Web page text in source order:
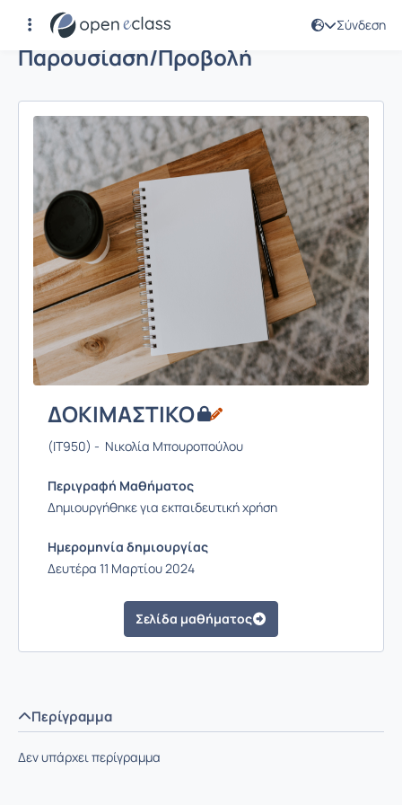
Σύνδεση
Παρουσίαση/Προβολή
ΔΟΚΙΜΑΣΤΙΚΟ
(IT950) - Νικολία Μπουροπούλου
Περιγραφή Μαθήματος
Δημιουργήθηκε για εκπαιδευτική χρήση
Ημερομηνία δημιουργίας
Δευτέρα 11 Μαρτίου 2024
Σελίδα μαθήματος
Περίγραμμα
Δεν υπάρχει περίγραμμα